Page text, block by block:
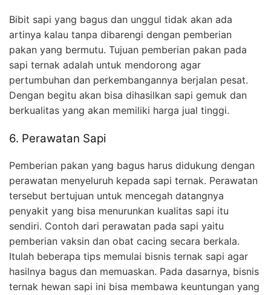
Bibit sapi yang bagus dan unggul tidak akan ada
artinya kalau tanpa dibarengi dengan pemberian
pakan yang bermutu. Tujuan pemberian pakan pada
sapi ternak adalah untuk mendorong agar
pertumbuhan dan perkembangannya berjalan pesat.
Dengan begitu akan bisa dihasilkan sapi gemuk dan
berkualitas yang akan memiliki harga jual tinggi.
6. Perawatan Sapi
Pemberian pakan yang bagus harus didukung dengan
perawatan menyeluruh kepada sapi ternak. Perawatan
tersebut bertujuan untuk mencegah datangnya
penyakit yang bisa menurunkan kualitas sapi itu
sendiri. Contoh dari perawatan pada sapi yaitu
pemberian vaksin dan obat cacing secara berkala.
Itulah beberapa tips memulai bisnis ternak sapi agar
hasilnya bagus dan memuaskan. Pada dasarnya, bisnis
ternak hewan sapi ini bisa membawa keuntungan yang